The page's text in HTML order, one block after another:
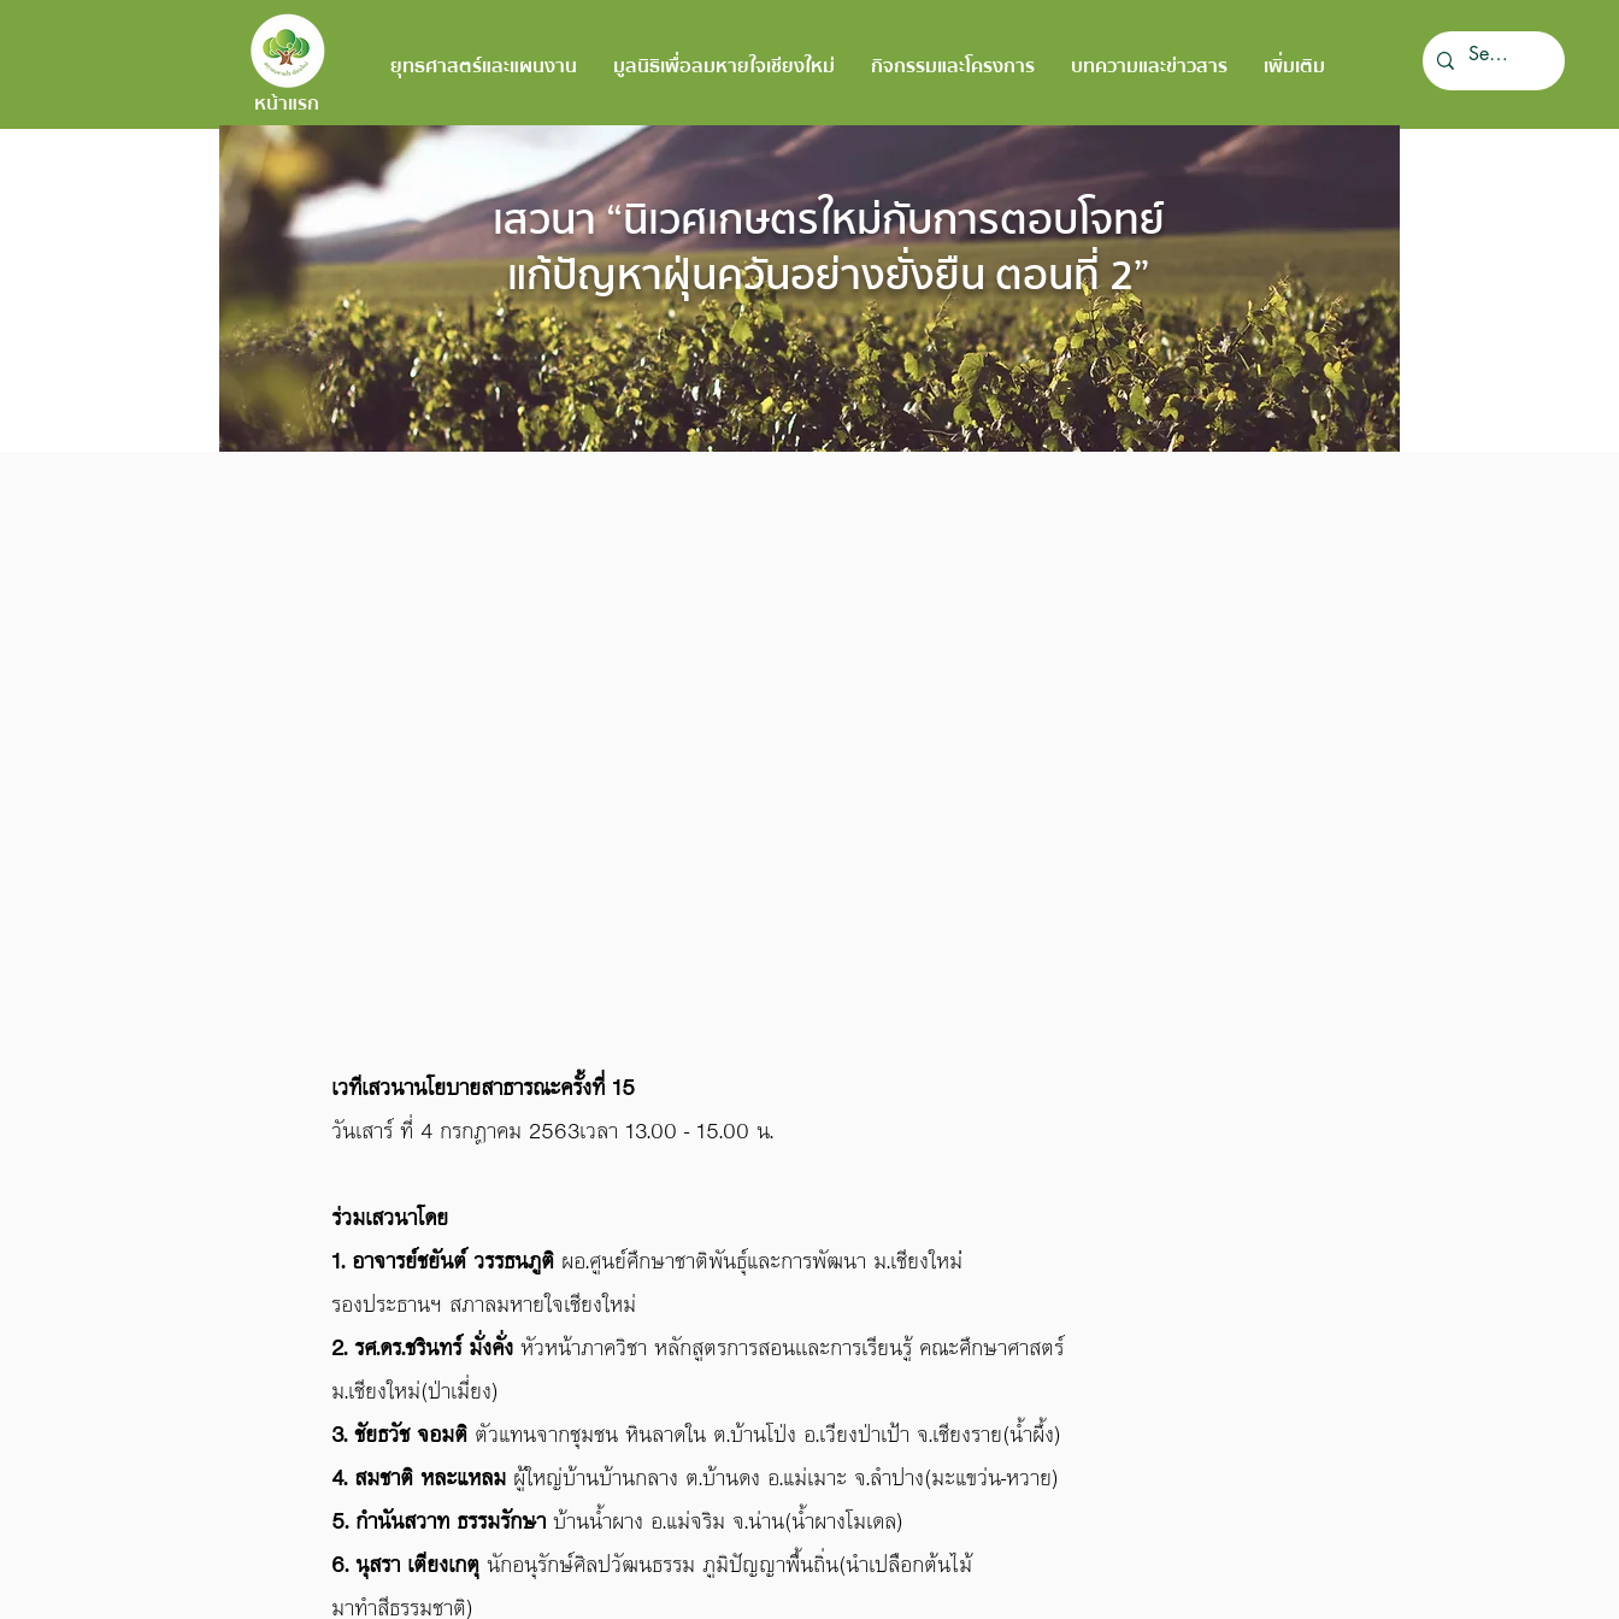
หน้าแรก
ยุทธศาสตร์และแผนงาน มูลนิธิเพื่อลมหายใจเชียงใหม่ กิจกรรมและโครงการ บทความและข่าวสาร เพิ่มเติม
เสวนา “นิเวศเกษตรใหม่กับการตอบโจทย์
แก้ปัญหาฝุ่นควันอย่างยั่งยืน​ ตอนที่ 2”
เวทีเสวนานโยบายสาธารณะครั้งที่​ 15
วันเสาร์ ที่​ 4 กรกฎาคม 2563เวลา​ 13.00 - 15.00​ น.
ร่วมเสวนาโดย​
1. อาจารย์ชยันต์​ วรรธนภูติ ​ ผอ.ศูนย์ศึกษาชาติพันธ์ุและการพัฒนา ม.เชียงใหม่่
รองประธานฯ สภาลมหายใจเชียงใหม่
2. รศ.ดร.ชรินทร์ มั่งคั่ง หัวหน้าภาควิชา หลักสูตรการสอนเเละการเรียนรู้ คณะศึกษาศาสตร์
ม.เชียงใหม่(ป่าเมี่ยง)​
3. ชัยธวัช จอมติ ตัวแทนจากชุมชน หินลาดใน ต.บ้านโป่ง อ.เวียงป่าเป้า จ.เชียงราย(น้ำผึ้ง)​
4. สมชาติ หละแหลม ผู้ใหญ่บ้านบ้านกลาง ต.บ้านดง​ อ.แม่เมาะ​ จ.ลำปาง(มะแขว่น-หวาย)​
5. กำนันสวาท​ ธรรมรักษา ​ บ้านน้ำผาง​ อ.แม่จริม​ จ.น่าน​(น้ำผางโมเดล)​
6. นุสรา​ เตียงเกตุ​ นักอนุรักษ์ศิลปวัฒนธรรม ภูมิปัญญาพื้นถิ่น(นำเปลือกต้นไม้
มาทำสีธรรมชาติ)​